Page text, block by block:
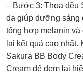
– Bước 3: Thoa đều
da giúp dưỡng sáng
tổng hợp melanin và
lại kết quả cao
Sakura BB Body
Cream để đem lại